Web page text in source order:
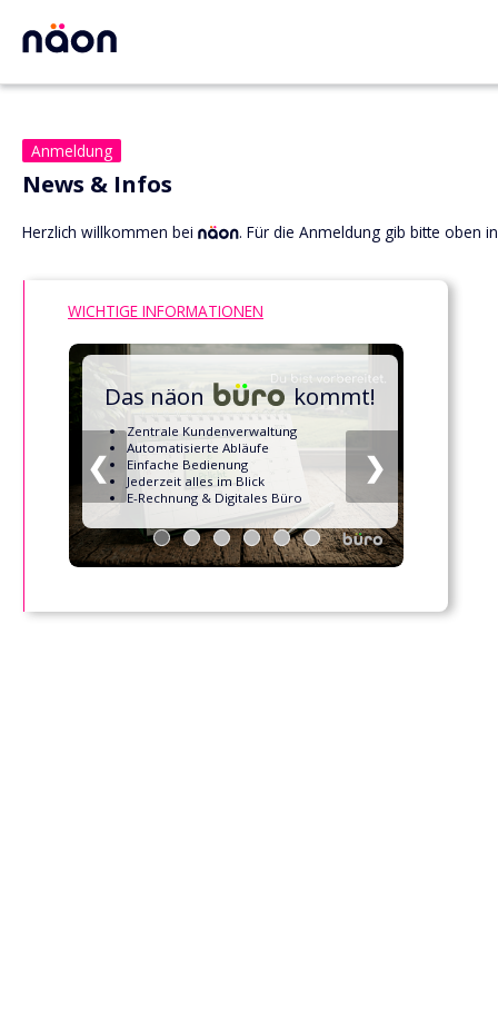
Anmeldung
News & Infos
Herzlich willkommen bei . Für die Anmeldung gib bitte oben
WICHTIGE INFORMATIONEN
Das näon kommt!
Zentrale Kundenverwaltung
Automatisierte Abläufe
Einfache Bedienung
Jederzeit alles im Blick
E-Rechnung & Digitales Büro
❮ ❯